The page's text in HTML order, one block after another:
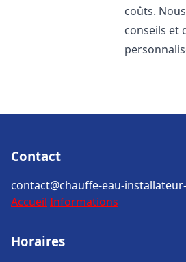
coûts.
conseils et
Contact
contact@chauffe-eau-
Accueil Informations
Horaires